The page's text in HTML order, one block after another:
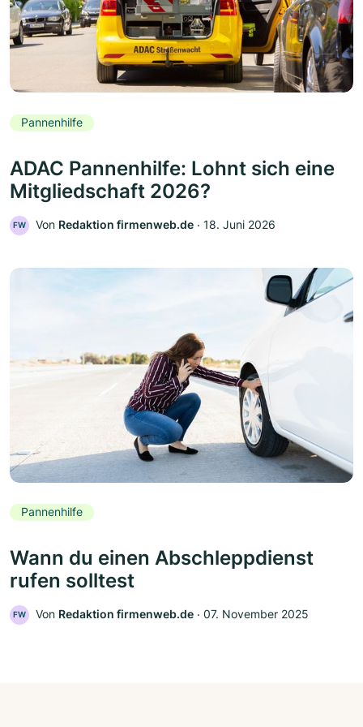
Pannenhilfe
ADAC Pannenhilfe: Lohnt sich eine
Mitgliedschaft 2026?
FW Von Redaktion firmenweb.de ‧ 18. Juni 2026
Pannenhilfe
Wann du einen Abschleppdienst
rufen solltest
FW Von Redaktion firmenweb.de ‧ 07. November 2025